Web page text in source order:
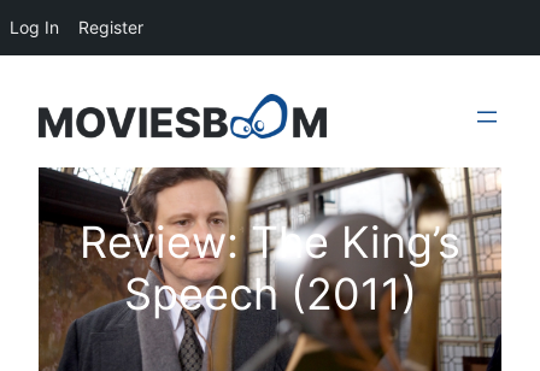
content
Review: The King’s
Speech (2011)
Log In Register